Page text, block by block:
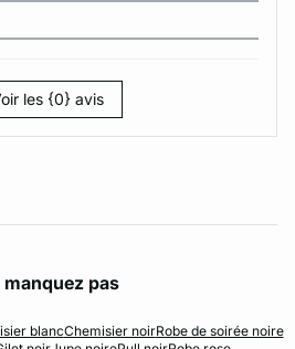
les {0} avis
manquez pas
blancChemisier noirRobe de soirée noire